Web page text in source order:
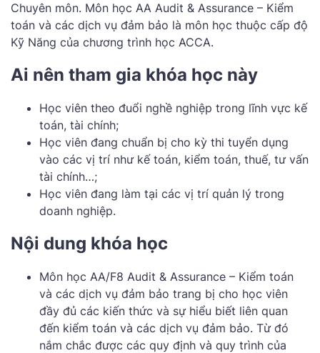
Chuyên môn. Môn học AA Audit & Assurance – Kiểm
toán và các dịch vụ đảm bảo là môn học thuộc cấp độ
Kỹ Năng của chương trình học ACCA.
Ai nên tham gia khóa học này
Học viên theo đuổi nghề nghiệp trong lĩnh vực kế
toán, tài chính;
Học viên đang chuẩn bị cho kỳ thi tuyển dụng
vào các vị trí như kế toán, kiểm toán, thuế, tư vấn
tài chính…;
Học viên đang làm tại các vị trí quản lý trong
doanh nghiệp.
Nội dung khóa học
Môn học AA/F8 Audit & Assurance – Kiểm toán
và các dịch vụ đảm bảo trang bị cho học viên
đầy đủ các kiến thức và sự hiểu biết liên quan
đến kiểm toán và các dịch vụ đảm bảo. Từ đó
nắm chắc được các quy định và quy trình của